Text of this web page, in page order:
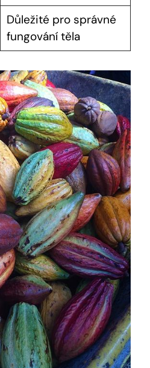
Důležité pro⁣ správné
‌fungování​ těla